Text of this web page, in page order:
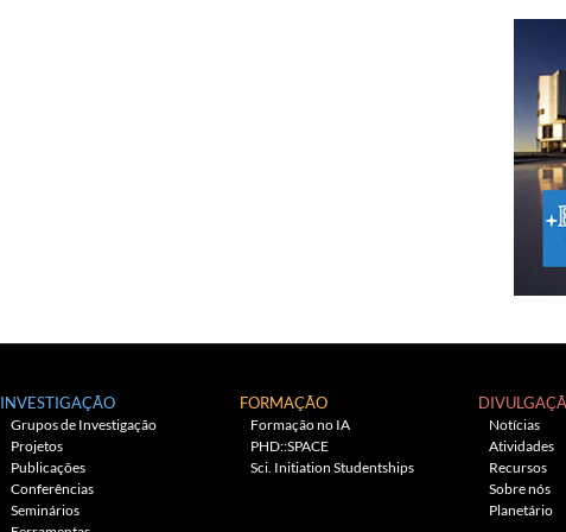
INVESTIGAÇÃO
Grupos de Investigação
Projetos
Publicações
Conferências
Seminários
FORMAÇÃO
Formação no IA
PHD::SPACE
Sci. Initiation Studentships
Notícias
Atividades
Recursos
Sobre nós
Planetário